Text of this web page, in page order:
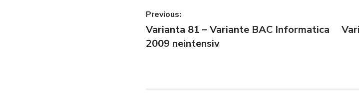
Post
navigation
Previous:
Previous
post:
Varianta 81 – Variante BAC Informatica
2009 neintensiv